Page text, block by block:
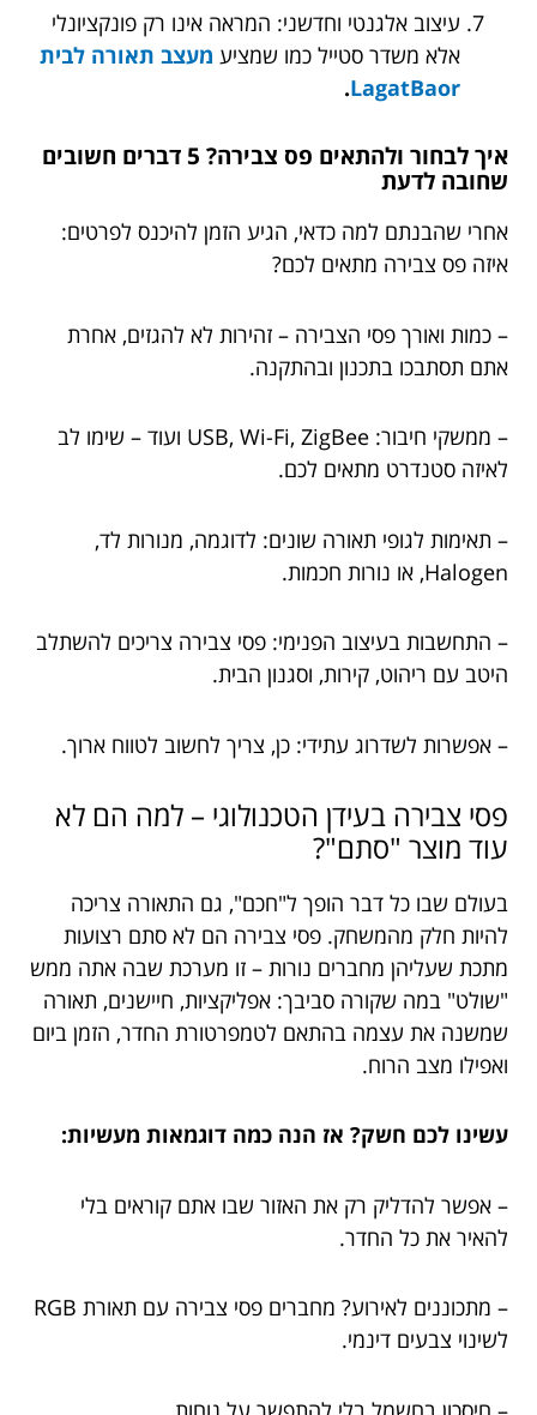
עיצוב אלגנטי וחדשני: המראה אינו רק פונקציונלי
אלא משדר סטייל כמו שמציע מעצב תאורה לבית
LagatBaor
.
איך לבחור ולהתאים פס צבירה? 5 דברים חשובים
שחובה לדעת
אחרי שהבנתם למה כדאי, הגיע הזמן להיכנס לפרטים:
איזה פס צבירה מתאים לכם?
– כמות ואורך פסי הצבירה – זהירות לא להגזים, אחרת
אתם תסתבכו בתכנון ובהתקנה.
– ממשקי חיבור: USB, Wi-Fi, ZigBee ועוד – שימו לב
לאיזה סטנדרט מתאים לכם.
– תאימות לגופי תאורה שונים: לדוגמה, מנורות לד,
Halogen, או נורות חכמות.
– התחשבות בעיצוב הפנימי: פסי צבירה צריכים להשתלב
היטב עם ריהוט, קירות, וסגנון הבית.
– אפשרות לשדרוג עתידי: כן, צריך לחשוב לטווח ארוך.
פסי צבירה בעידן הטכנולוגי – למה הם לא
עוד מוצר "סתם"?
בעולם שבו כל דבר הופך ל"חכם", גם התאורה צריכה
להיות חלק מהמשחק. פסי צבירה הם לא סתם רצועות
מתכת שעליהן מחברים נורות – זו מערכת שבה אתה ממש
"שולט" במה שקורה סביבך: אפליקציות, חיישנים, תאורה
שמשנה את עצמה בהתאם לטמפרטורת החדר, הזמן ביום
ואפילו מצב הרוח.
עשינו לכם חשק? אז הנה כמה דוגמאות מעשיות:
– אפשר להדליק רק את האזור שבו אתם קוראים בלי
להאיר את כל החדר.
– מתכוננים לאירוע? מחברים פסי צבירה עם תאורת RGB
לשינוי צבעים דינמי.